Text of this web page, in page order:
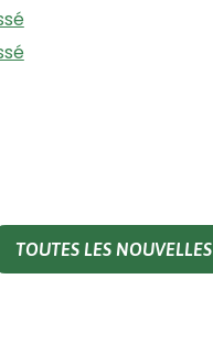
TOUTES LES NOUVELLES